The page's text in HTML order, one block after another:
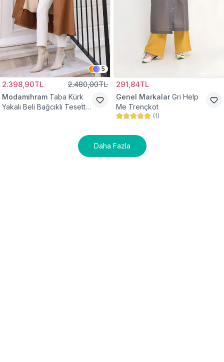
5
2.398,90TL 2.480,00TL
Modamihram Taba Kürk
Yakalı Beli Bağcıklı Tesettür
291,84TL
Genel Markalar Gri Help
Me Trençkot
(1)
Daha Fazla